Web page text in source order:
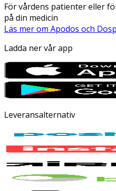
För vårdens patienter eller
på din medicin
Läs mer om Apodos och
Ladda ner vår app
Leveransalternativ